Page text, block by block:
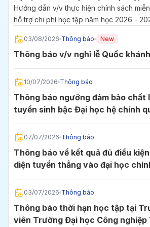
2027
Hướng dẫn v/v thực hiện chính sách
hỗ trợ chi phí học tập năm học 2026 -
03/08/2026 Thông báo New
Thông báo v/v nghỉ lễ Quốc
10/07/2026 Thông báo
Thông báo ngưỡng đảm bảo chất lượng đầu vào
tuyển sinh bậc Đại học hệ chính
07/07/2026 Thông báo
Thông báo về kết quả đủ điều
diện tuyển thẳng vào đại học
03/07/2026 Thông báo
Thông báo thời hạn học tập tại
viên Trường Đại học Công nghiệp